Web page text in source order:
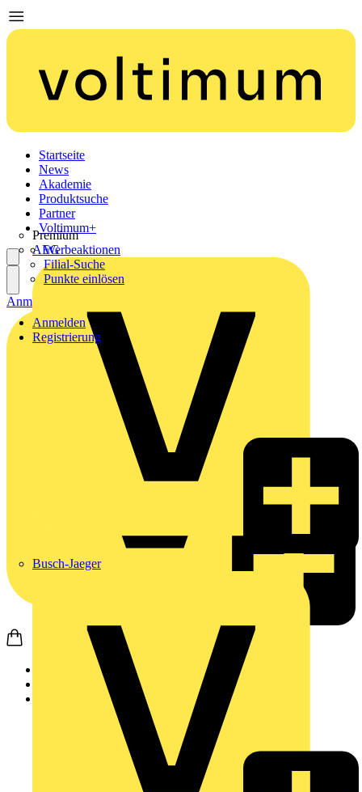
Startseite
News
Akademie
Produktsuche
Partner
Premium
AEG
Busch-Jaeger
Voltimum+
Werbeaktionen
Filial-Suche
Punkte einlösen
Anmelden
Registrierung
Anmelden